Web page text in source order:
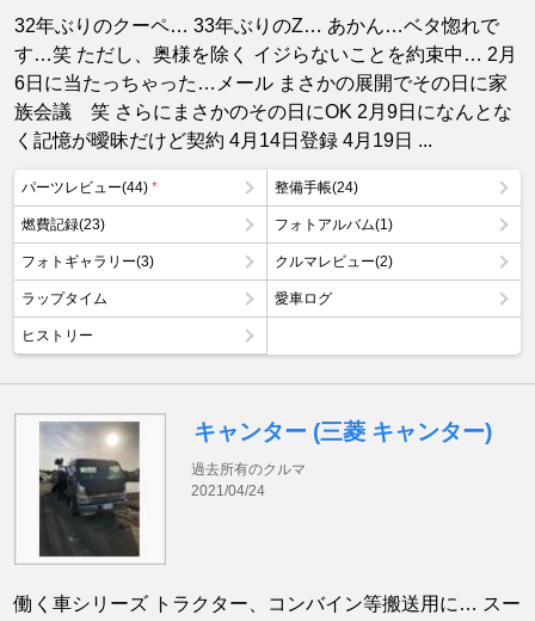
32年ぶりのクーペ… 33年ぶりのZ… あかん…ベタ惚れで
す…笑 ただし、奥様を除く イジらないことを約束中… 2月
6日に当たっちゃった…メール まさかの展開でその日に家
族会議 笑 さらにまさかのその日にOK 2月9日になんとな
く記憶が曖昧だけど契約 4月14日登録 4月19日 ...
パーツレビュー(44) * 整備手帳(24)
燃費記録(23) フォトアルバム(1)
フォトギャラリー(3) クルマレビュー(2)
ラップタイム 愛車ログ
ヒストリー
キャンター (三菱 キャンター)
過去所有のクルマ
2021/04/24
働く車シリーズ トラクター、コンバイン等搬送用に… スー